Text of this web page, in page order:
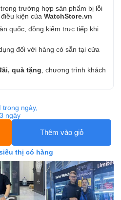
trường hợp sản phẩm bị lỗi
kiện của WatchStore.vn
quốc, đồng kiểm trực tiếp khi
đối với hàng có sẵn tại cửa
quà tặng , chương trình khách
ngày,
ngày
Thêm vào giỏ
thị có hàng